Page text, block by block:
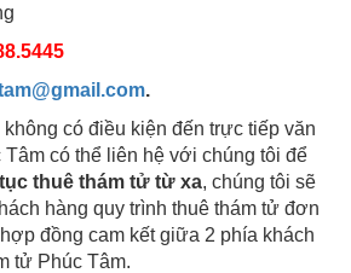
.
có điều kiện đến trực tiếp văn
có thể liên hệ với chúng tôi để
thuê thám tử từ xa, chúng tôi sẽ
hàng quy trình thuê thám tử đơn
đồng cam kết giữa 2 phía khách
tử Phúc Tâm.